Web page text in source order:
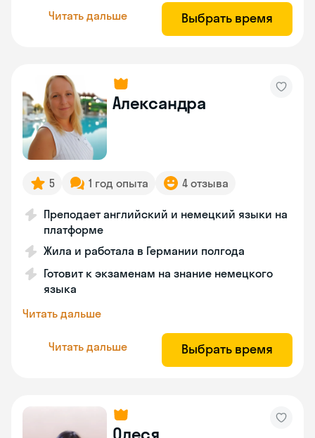
Читать дальше Выбрать время
Александра
5 1 год опыта 4 отзыва
Преподает английский и немецкий языки на
платформе
Жила и работала в Германии полгода
Готовит к экзаменам на знание немецкого
языка
Читать дальше
Читать дальше Выбрать время
Олеся